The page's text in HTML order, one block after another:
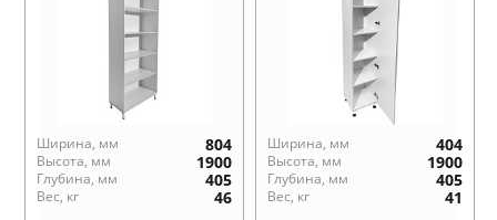
Ширина, мм 804
Высота, мм 1900
Глубина, мм 405
Вес, кг 46
Ширина, мм 404
Высота, мм 1900
Глубина, мм 405
Вес, кг 41